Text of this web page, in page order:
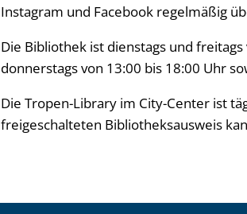
Instagram und Facebook regelmäßig
Die Bibliothek ist dienstags und
donnerstags von 13:00 bis 18:00 Uhr
Die Tropen-Library im City-Center ist
freigeschalteten Bibliotheksausweis